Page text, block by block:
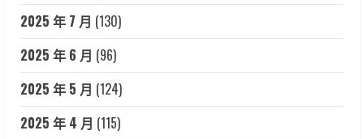
2025 年 7 月 (130)
2025 年 6 月 (96)
2025 年 5 月 (124)
2025 年 4 月 (115)